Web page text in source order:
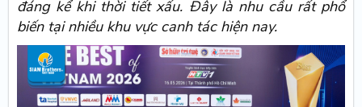
đáng kể khi thời tiết xấu. Đây là nhu cầu rất phổ
biến tại nhiều khu vực canh tác hiện nay.